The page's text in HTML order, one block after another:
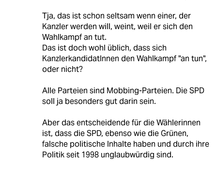
Tja, das ist schon seltsam wenn einer, der
Kanzler werden will, weint, weil er sich den
Wahlkampf an tut.
Das ist doch wohl üblich, dass sich
KanzlerkandidatInnen den Wahlkampf "an tun",
oder nicht?
Alle Parteien sind Mobbing-Parteien. Die SPD
soll ja besonders gut darin sein.
Aber das entscheidende für die Wählerinnen
ist, dass die SPD, ebenso wie die Grünen,
falsche politische Inhalte haben und durch ihre
Politik seit 1998 unglaubwürdig sind.